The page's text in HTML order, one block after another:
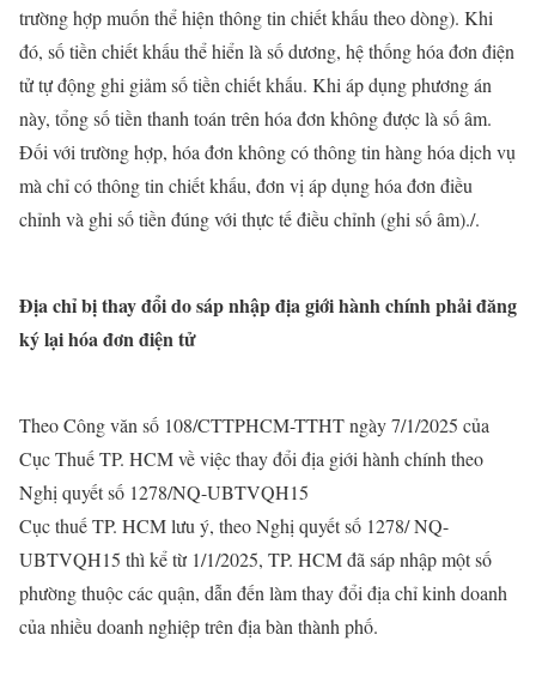
trường hợp muốn thể hiện thông tin chiết khấu theo dòng). Khi
đó, số tiền chiết khấu thể hiển là số dương, hệ thống hóa đơn điện
tử tự động ghi giảm số tiền chiết khấu. Khi áp dụng phương án
này, tổng số tiền thanh toán trên hóa đơn không được là số âm.
Đối với trường hợp, hóa đơn không có thông tin hàng hóa dịch vụ
mà chỉ có thông tin chiết khấu, đơn vị áp dụng hóa đơn điều
chỉnh và ghi số tiền đúng với thực tế điều chỉnh (ghi số âm)./.
Địa chỉ bị thay đổi do sáp nhập địa giới hành chính phải đăng
ký lại hóa đơn điện tử
Theo Công văn số 108/CTTPHCM-TTHT ngày 7/1/2025 của
Cục Thuế TP. HCM về việc thay đổi địa giới hành chính theo
Nghị quyết số 1278/NQ-UBTVQH15
Cục thuế TP. HCM lưu ý, theo Nghị quyết số 1278/ NQ-
UBTVQH15 thì kể từ 1/1/2025, TP. HCM đã sáp nhập một số
phường thuộc các quận, dẫn đến làm thay đổi địa chỉ kinh doanh
của nhiều doanh nghiệp trên địa bàn thành phố.